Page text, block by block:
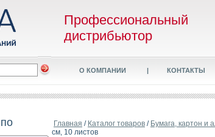
Профессиональный
дистрибьютор
О КОМПАНИИ | КОНТАКТЫ
Главная / Каталог товаров / Бумага, картон и
см, 10 листов